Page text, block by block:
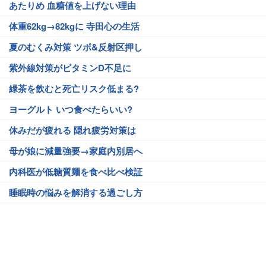
あたりめ 血糖値を上げない理由
体重62kg→82kgに 寺田心の生活
夏のむくみ対策 ツボ&反射区押し
紫外線対策がビタミンD不足に
緑茶を飲むと死亡リスク低まる?
ヨーグルト いつ食べたらいい?
休みだが疲れる 隠れ疲労対策は
母が娘に減量強要→家庭内別居へ
内科医が低糖質麺を食べ比べ検証
睡眠時の悩みを解消する過ごし方